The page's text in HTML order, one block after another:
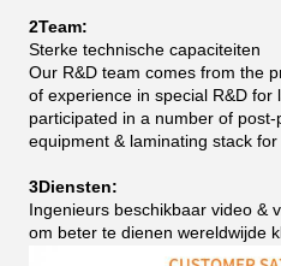
2Team:
Sterke technische capaciteiten
Our R&D team comes from the
of experience in special R&D for
participated in a number of
equipment & laminating stack
3Diensten:
Ingenieurs beschikbaar video &
om beter te dienen wereldwijde